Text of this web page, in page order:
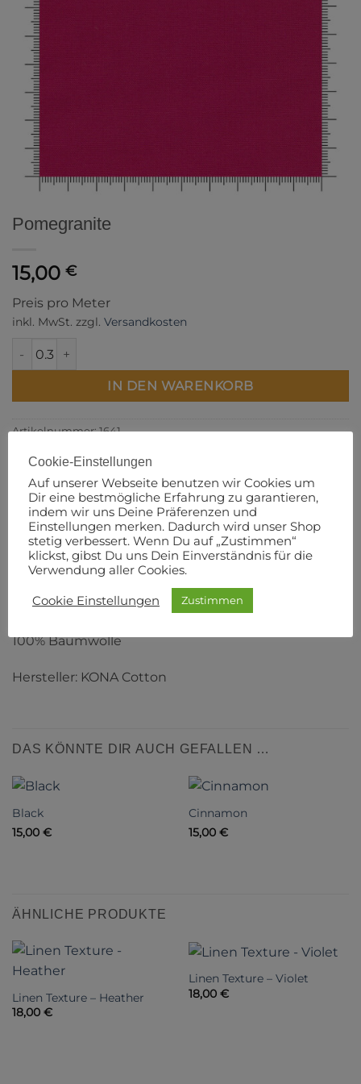
Pomegranite
15,00 €
Preis pro Meter
inkl. MwSt. zzgl. Versandkosten
Pomegranite Menge
IN DEN WARENKORB
Artikelnummer:1641
BESCHREIBUNG
ZUSÄTZLICHE INFORMATIONEN
PRODUKTSICHERHEIT
110 cm Breite
100% Baumwolle
Hersteller: KONA Cotton
DAS KÖNNTE DIR AUCH GEFALLEN …
Black
15,00 €
Cinnamon
15,00 €
ÄHNLICHE PRODUKTE
Linen Texture – Heather
18,00 €
Linen Texture – Violet
18,00 €
Cookie-Einstellungen
Auf unserer Webseite benutzen wir Cookies um
Dir eine bestmögliche Erfahrung zu garantieren,
indem wir uns Deine Präferenzen und
Einstellungen merken. Dadurch wird unser Shop
stetig verbessert. Wenn Du auf „Zustimmen“
klickst, gibst Du uns Dein Einverständnis für die
Verwendung aller Cookies.
Cookie Einstellungen Zustimmen